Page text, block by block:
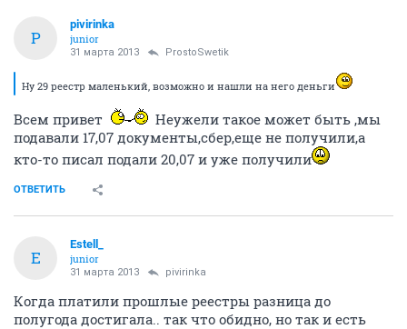
P
pivirinka
junior
31 марта 2013 ProstoSwetik
Ну 29 реестр маленький, возможно и нашли на него деньги
Всем привет
Неужели такое может быть ,мы
подавали 17,07 документы,сбер,еще не получили,а
кто-то писал подали 20,07 и уже получили
ОТВЕТИТЬ
E
Estell_
junior
31 марта 2013 pivirinka
Когда платили прошлые реестры разница до
полугода достигала.. так что обидно, но так и есть